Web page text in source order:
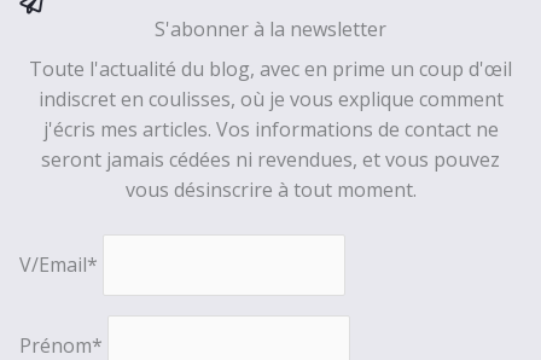
S'abonner à la newsletter
Toute l'actualité du blog, avec en prime un coup d'œil
indiscret en coulisses, où je vous explique comment
j'écris mes articles. Vos informations de contact ne
seront jamais cédées ni revendues, et vous pouvez
vous désinscrire à tout moment.
V/Email*
Prénom*